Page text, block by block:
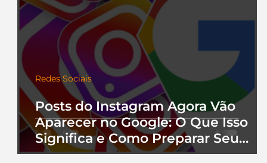
Posts do Instagram Agora Vão
Aparecer no Google: O Que Isso
Significa e Como Preparar Seu
Perfil
Redes Sociais